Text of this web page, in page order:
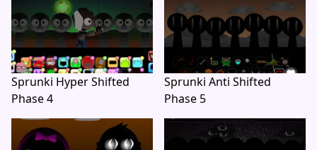
Sprunki Hyper Shifted
Phase 4
Sprunki Anti Shifted
Phase 5